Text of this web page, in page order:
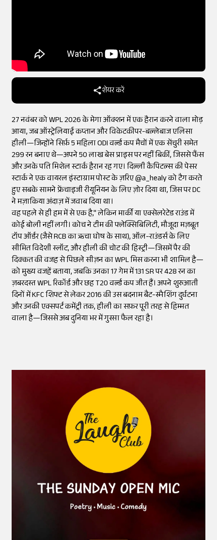
शेयर करें
27 नवंबर को WPL 2026 के मेगा ऑक्शन में एक हैरान करने वाला मोड़
आया, जब ऑस्ट्रेलियाई कप्तान और विकेटकीपर-बल्लेबाज एलिसा
हीली—जिन्होंने सिर्फ़ 5 महिला ODI वर्ल्ड कप मैचों में एक सेंचुरी समेत
299 रन बनाए थे—अपने ₹50 लाख बेस प्राइस पर नहीं बिकीं, जिससे फैंस
और उनके पति मिशेल स्टार्क हैरान रह गए। दिल्ली कैपिटल्स की पेसर
स्टार्क ने एक वायरल इंस्टाग्राम पोस्ट के ज़रिए @a_healy को टैग करते
हुए सबके सामने फ्रेंचाइजी रीयूनियन के लिए ज़ोर दिया था, जिस पर DC
ने मज़ाकिया अंदाज़ में जवाब दिया था।
वह पहले से ही हम में से एक है," लेकिन मार्की या एक्सेलरेटेड राउंड में
कोई बोली नहीं लगी। कोच ने टीम की फ्लेक्सिबिलिटी, मौजूदा मज़बूत
टॉप ऑर्डर (जैसे RCB का ऋचा घोष के साथ), ऑल-राउंडर्स के लिए
सीमित विदेशी स्लॉट, और हीली की चोट की हिस्ट्री—जिसमें पैर की
दिक्कत की वजह से पिछले सीज़न का WPL मिस करना भी शामिल है—
को मुख्य वजहें बताया, जबकि उनका 17 गेम में 131 SR पर 428 रन का
ज़बरदस्त WPL रिकॉर्ड और छह T20 वर्ल्ड कप जीत हैं। अपने शुरुआती
दिनों में KFC शिफ्ट से लेकर 2016 की उस बदनाम बैट-स्मैशिंग दुर्घटना
और उनकी एक्सपर्ट कमेंट्री तक, हीली का सफ़र पूरी तरह से हिम्मत
वाला है—जिससे अब दुनिया भर में गुस्सा फैल रहा है।